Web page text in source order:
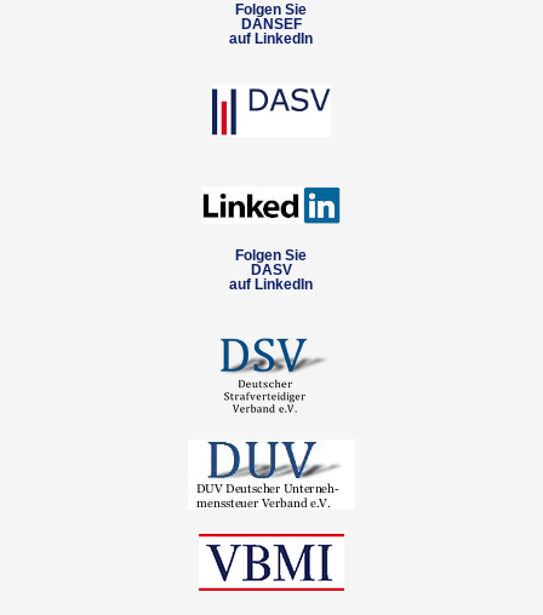
Folgen Sie
DANSEF
auf LinkedIn
Folgen Sie
DASV
auf LinkedIn